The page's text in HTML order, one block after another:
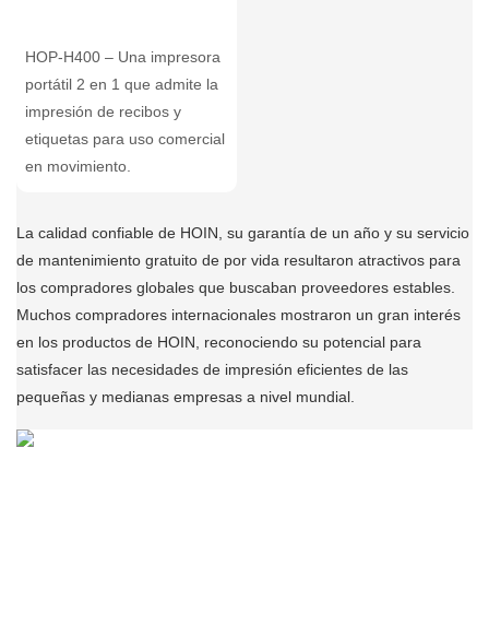
HOP-H400 – Una impresora
portátil 2 en 1 que admite la
impresión de recibos y
etiquetas para uso comercial
en movimiento.
La calidad confiable de HOIN, su garantía de un año y su servicio
de mantenimiento gratuito de por vida resultaron atractivos para
los compradores globales que buscaban proveedores estables.
Muchos compradores internacionales mostraron un gran interés
en los productos de HOIN, reconociendo su potencial para
satisfacer las necesidades de impresión eficientes de las
pequeñas y medianas empresas a nivel mundial.